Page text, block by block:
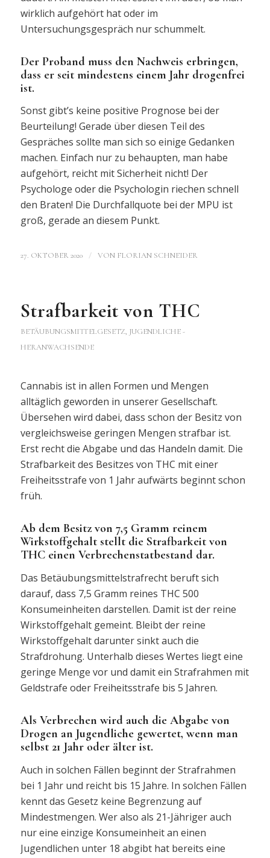
wirklich aufgehört hat oder im
Untersuchungsgespräch nur schummelt.
Der Proband muss den Nachweis erbringen,
dass er seit mindestens einem Jahr drogenfrei
ist.
Sonst gibt’s keine positive Prognose bei der
Beurteilung! Gerade über diesen Teil des
Gespräches sollte man sich so einige Gedanken
machen. Einfach nur zu behaupten, man habe
aufgehört, reicht mit Sicherheit nicht! Der
Psychologe oder die Psychologin riechen schnell
den Braten! Die Durchfallquote bei der MPU ist
groß, gerade an diesem Punkt.
27. OKTOBER 2020 / VON FLORIAN SCHNEIDER
Strafbarkeit von THC
BETÄUBUNGSMITTELGESETZ, JUGENDLICHE -
HERANWACHSENDE
Cannabis ist in allen Formen und Mengen
alltäglich geworden in unserer Gesellschaft.
Übersehen wird dabei, dass schon der Besitz von
vergleichsweise geringen Mengen strafbar ist.
Erst recht die Abgabe und das Handeln damit. Die
Strafbarkeit des Besitzes von THC mit einer
Freiheitsstrafe von 1 Jahr aufwärts beginnt schon
früh.
Ab dem Besitz von 7,5 Gramm reinem
Wirkstoffgehalt stellt die Strafbarkeit von
THC einen Verbrechenstatbestand dar.
Das Betäubungsmittelstrafrecht beruft sich
darauf, dass 7,5 Gramm reines THC 500
Konsumeinheiten darstellen. Damit ist der reine
Wirkstoffgehalt gemeint. Bleibt der reine
Wirkstoffgehalt darunter sinkt auch die
Strafdrohung. Unterhalb dieses Wertes liegt eine
geringe Menge vor und damit ein Strafrahmen mit
Geldstrafe oder Freiheitsstrafe bis 5 Jahren.
Als Verbrechen wird auch die Abgabe von
Drogen an Jugendliche gewertet, wenn man
selbst 21 Jahr oder älter ist.
Auch in solchen Fällen beginnt der Strafrahmen
bei 1 Jahr und reicht bis 15 Jahre. In solchen Fällen
kennt das Gesetz keine Begrenzung auf
Mindestmengen. Wer also als 21-Jähriger auch
nur eine einzige Konsumeinheit an einen
Jugendlichen unter 18 abgibt hat bereits eine